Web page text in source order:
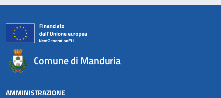
Comune di Manduria
AMMINISTRAZIONE